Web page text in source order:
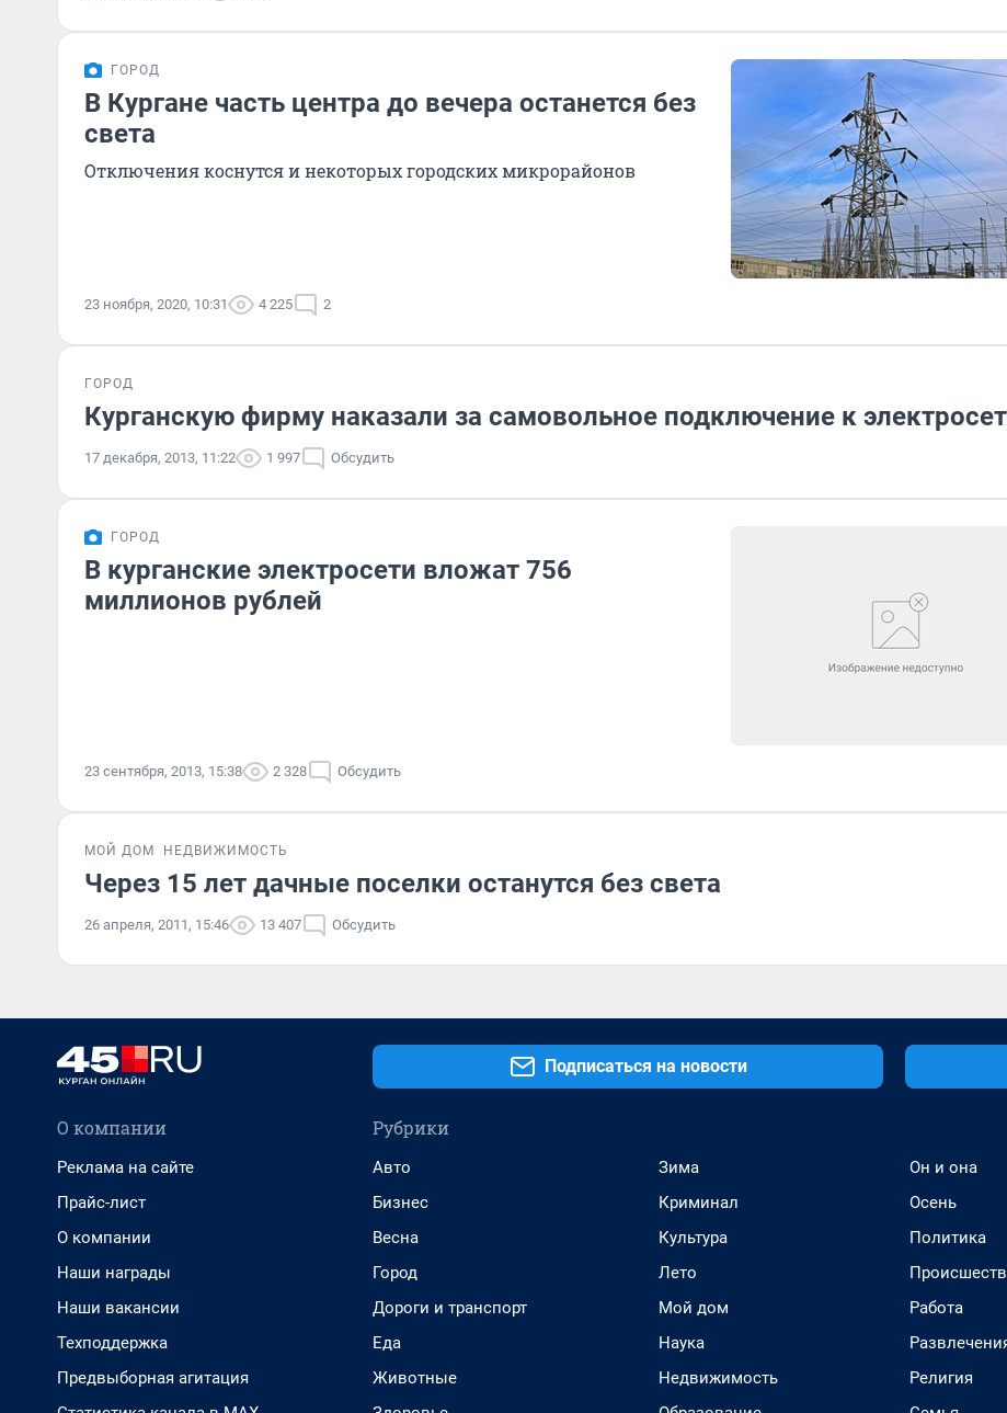
ГОРОД
В Кургане часть центра до вечера останется без
света
Отключения коснутся и некоторых городских микрорайонов
23 ноября, 2020, 10:31 4 225 2
ГОРОД
Курганскую фирму наказали за самовольное подключение к
17 декабря, 2013, 11:22 1 997 Обсудить
ГОРОД
В курганские электросети вложат 756
миллионов рублей
23 сентября, 2013, 15:38 2 328 Обсудить
МОЙ ДОМ НЕДВИЖИМОСТЬ
Через 15 лет дачные поселки останутся без света
26 апреля, 2011, 15:46 13 407 Обсудить
Подписаться на новости
О компании
Реклама на сайте
Прайс-лист
О компании
Наши награды
Наши вакансии
Техподдержка
Предвыборная агитация
Рубрики
Авто
Бизнес
Весна
Город
Дороги и транспорт
Еда
Животные
Зима
Криминал
Культура
Лето
Мой дом
Наука
Недвижимость
Он и она
Осень
Политика
Работа
Религия